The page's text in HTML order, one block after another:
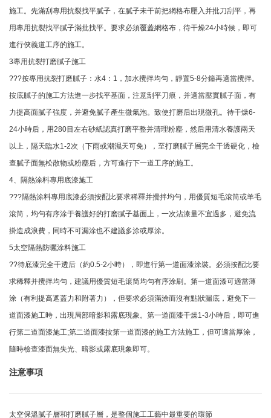
施工。先滿刮專用抗裂找平膩子，在膩子未干前把網格布壓入并批刀刮平，再
用專用抗裂找平膩子滿批找平。要求必須覆蓋網格布，待干燥24小時候，即可
進行俠義道工序的施工。
3專用抗裂打磨膩子施工
???按專用抗裂打磨膩子：水4：1，加水攪拌均勻，靜置5-8分鐘再適當攪拌。
按底膩子的施工方法進一步找平基面，注意刮平刀痕，并適當壓實膩子面，有
力提高面膩子強度，并避免膩子產生微氣泡。致使打磨后出現微孔。待干燥6-
24小時后，用280目左右砂紙認真打磨平整并清理粉塵，然后用清水養護兩天
以上，隔天臨水1-2次（下雨或潮濕天可免），至打磨膩子層完全干透硬化，檢
查膩子面無松散物或粉塵后，方可進行下一道工序的施工。
4、隔熱涂料專用底漆施工
???隔熱涂料專用底漆必須按配比要求稀釋并攪拌均勻，用優質短毛滾筒或羊毛
滾筒，均勻有序涂于養護好的打磨膩子基面上，一次沾漆量不宜過多，避免流
掛造成浪費，同時不可漏涂也不建議多涂或厚涂。
5太空隔熱防曬涂料施工
??待底漆完全干透后（約0.5-2小時），即進行第一道面漆涂裝。必須按配比要
求稀釋并攪拌均勻，建議用優質短毛滾筒均勻有序涂刷。第一道面漆可適當薄
涂（有利提高遮蓋力和附著力），但要求必須滿涂而沒有點狀漏底，避免下一
道面漆施工時，出現局部暗影和露底現象。第一道面漆干燥1-3小時后，即可進
行第二道面漆施工;第二道面漆按第一道面漆的施工方法施工，但可適當厚涂，
隨時檢查漆面無失光、暗影或露底現象即可。
注意事項
太空保溫膩子層和打磨膩子層，是整個施工工藝中最重要的環節